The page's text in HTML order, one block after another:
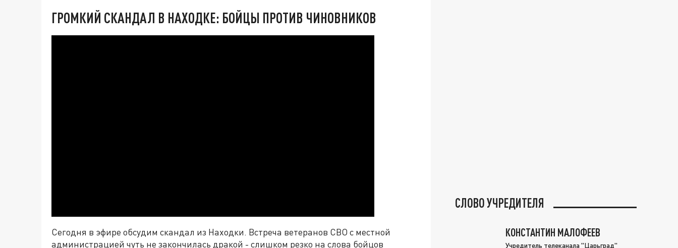
ГРОМКИЙ СКАНДАЛ В НАХОДКЕ: БОЙЦЫ ПРОТИВ ЧИНОВНИКОВ
Сегодня в эфире обсудим скандал из Находки. Встреча ветеранов СВО с местной
администрацией чуть не закончилась дракой - слишком резко на слова бойцов
СЛОВО УЧРЕДИТЕЛЯ
КОНСТАНТИН МАЛОФЕЕВ
Учредитель телеканала "Царьград"